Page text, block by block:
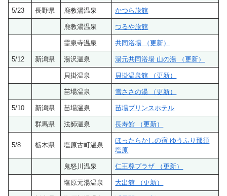
5/23 長野県 鹿教湯温泉 かつら旅館
鹿教湯温泉 つるや旅館
霊泉寺温泉 共同浴場 （更新）
5/12 新潟県 湯沢温泉 湯元共同浴場 山の湯 （更新）
貝掛温泉 貝掛温泉館 （更新）
苗場温泉 雪ささの湯 （更新）
5/10 新潟県 苗場温泉 苗場プリンスホテル
群馬県 法師温泉 長寿館 （更新）
5/8 栃木県 塩原古町温泉
ほったらかしの宿 ゆうふり那須
塩原
鬼怒川温泉 仁王尊プラザ （更新）
塩原元湯温泉 大出館 （更新）